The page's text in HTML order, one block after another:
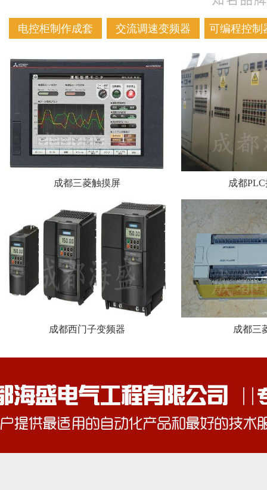
电控柜制作成套 交流调速变频器 可编程控制
成都三菱触摸屏 成都
成都西门子变频器 成都三